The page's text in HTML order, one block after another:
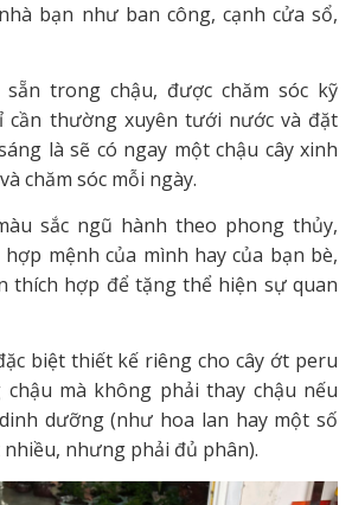
bạn như ban công, cạnh cửa sổ,
trong chậu, được chăm sóc kỹ
cần thường xuyên tưới nước và đặt
là sẽ có ngay một chậu cây xinh
chăm sóc mỗi ngày.
sắc ngũ hành theo phong thủy,
mệnh của mình hay của bạn bè,
thích hợp để tặng thể hiện sự quan
biệt thiết kế riêng cho cây ớt peru
mà không phải thay chậu nếu
dưỡng (như hoa lan hay một số
nhưng phải đủ phân).